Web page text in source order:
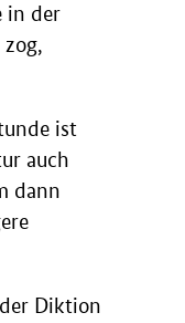
in der
ist
auch
dann
Diktion